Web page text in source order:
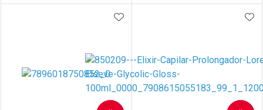
Laboratório
Por Menos
ADICIONAR AOS FAVORITOS